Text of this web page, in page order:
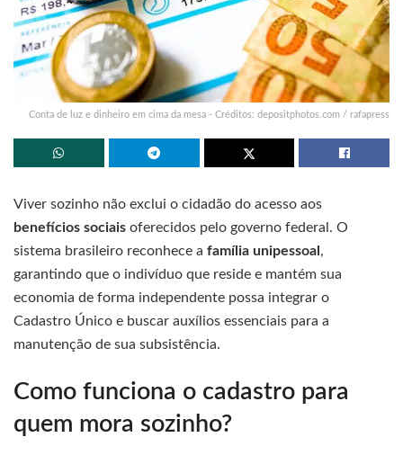
Conta de luz e dinheiro em cima da mesa - Créditos: depositphotos.com / rafapress
Viver sozinho não exclui o cidadão do acesso aos
benefícios sociais oferecidos pelo governo federal. O
sistema brasileiro reconhece a família unipessoal ,
garantindo que o indivíduo que reside e mantém sua
economia de forma independente possa integrar o
Cadastro Único e buscar auxílios essenciais para a
manutenção de sua subsistência.
Como funciona o cadastro para
quem mora sozinho?